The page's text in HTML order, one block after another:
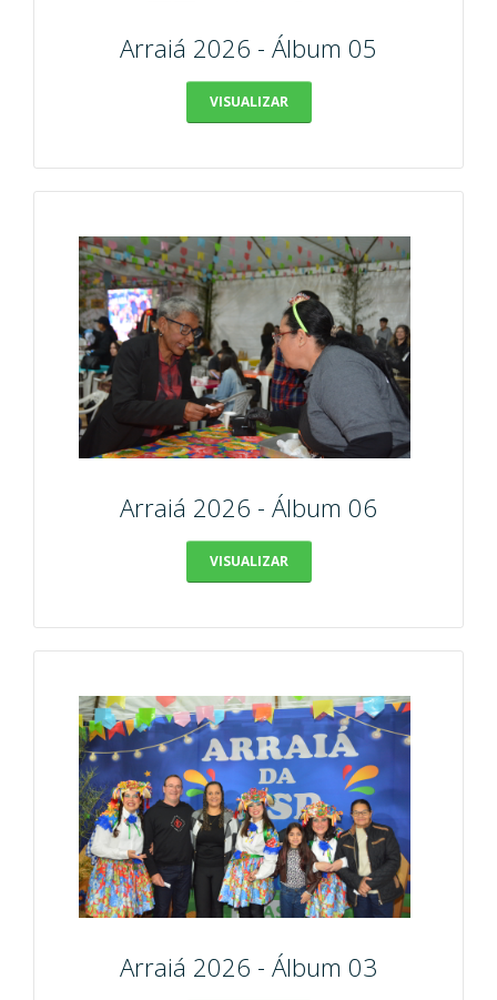
Arraiá 2026 - Álbum 05
VISUALIZAR
Arraiá 2026 - Álbum 06
VISUALIZAR
Arraiá 2026 - Álbum 03